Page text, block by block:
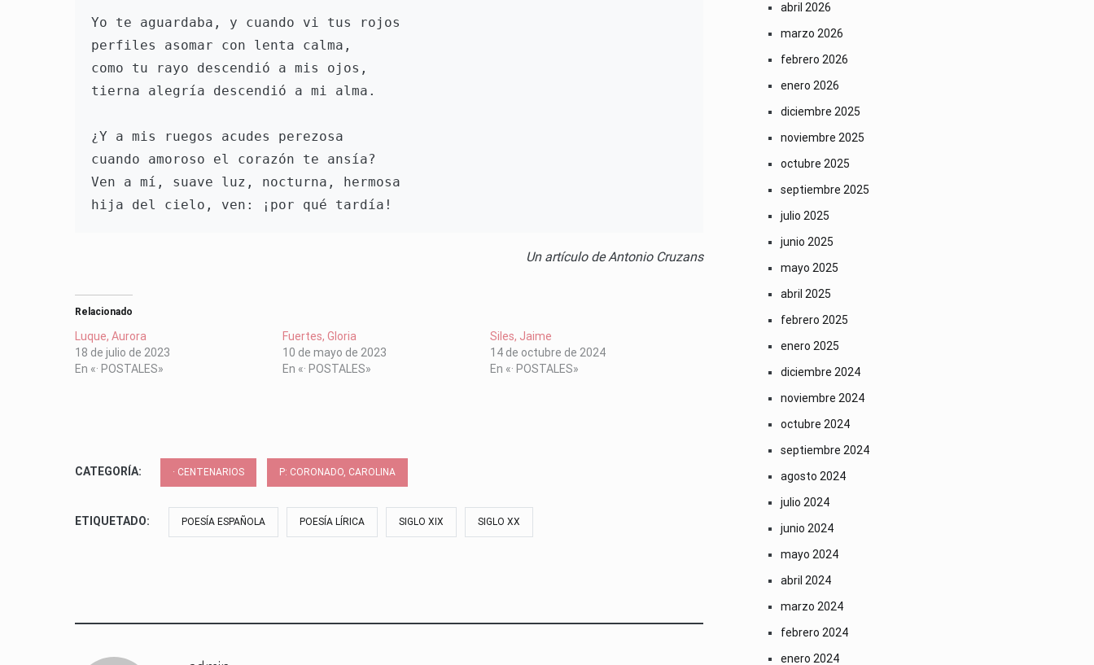
Yo te aguardaba, y cuando vi tus rojos
perfiles asomar con lenta calma,
como tu rayo descendió a mis ojos,
tierna alegría descendió a mi alma.
¿Y a mis ruegos acudes perezosa
cuando amoroso el corazón te ansía?
Ven a mí, suave luz, nocturna, hermosa
Un artículo de Antonio Cruzans
Relacionado
Luque, Aurora
18 de julio de 2023
En «· POSTALES»
Fuertes, Gloria
10 de mayo de 2023
En «· POSTALES»
Siles, Jaime
14 de octubre de 2024
En «· POSTALES»
CATEGORÍA: · CENTENARIOS P: CORONADO, CAROLINA
ETIQUETADO: POESÍA ESPAÑOLA POESÍA LÍRICA SIGLO XIX SIGLO XX
abril 2026
marzo 2026
febrero 2026
enero 2026
diciembre 2025
noviembre 2025
octubre 2025
septiembre 2025
julio 2025
junio 2025
mayo 2025
abril 2025
febrero 2025
enero 2025
diciembre 2024
noviembre 2024
octubre 2024
septiembre 2024
agosto 2024
julio 2024
junio 2024
mayo 2024
abril 2024
marzo 2024
febrero 2024
enero 2024